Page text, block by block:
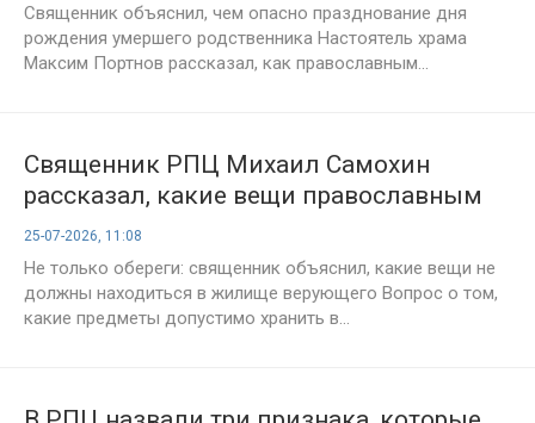
Священник объяснил, чем опасно празднование дня
рождения умершего родственника Настоятель храма
Максим Портнов рассказал, как православным...
Священник РПЦ Михаил Самохин
рассказал, какие вещи православным
не стоит хранить дома
25-07-2026, 11:08
Не только обереги: священник объяснил, какие вещи не
должны находиться в жилище верующего Вопрос о том,
какие предметы допустимо хранить в...